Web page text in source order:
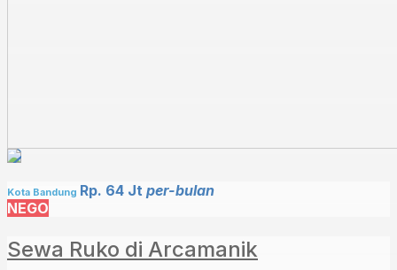
Kota Bandung Rp. 64 Jt per-bulan
NEGO
Sewa Ruko di Arcamanik